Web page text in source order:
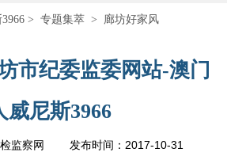
> 专题集萃 > 廊坊好家风
市纪委监委网站-澳门
威尼斯3966
监察网 发布时间： 2017-10-31